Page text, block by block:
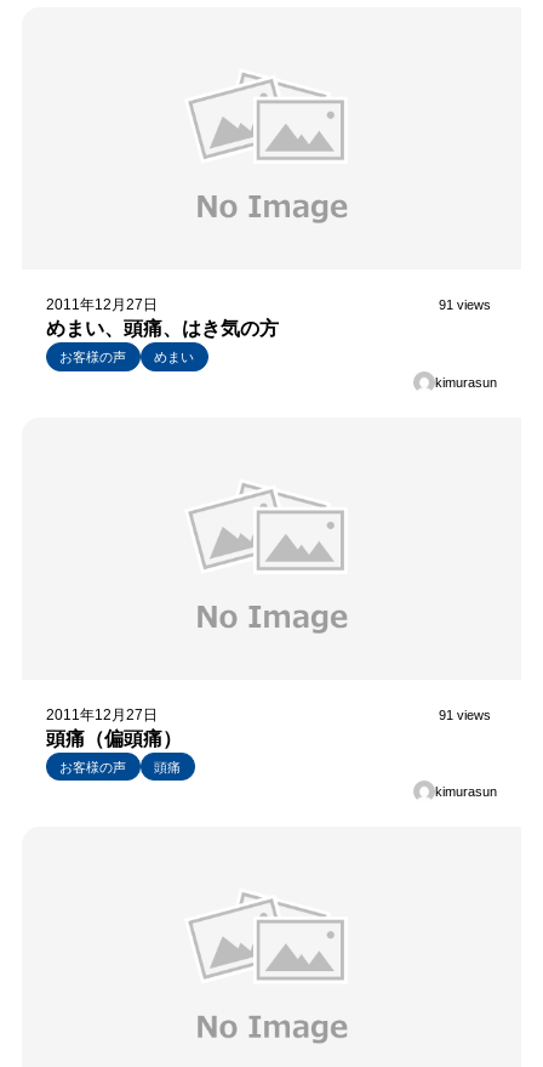
2011年12月27日 91 views
めまい、頭痛、はき気の方
お客様の声
めまい
kimurasun
2011年12月27日 91 views
頭痛（偏頭痛）
お客様の声
頭痛
kimurasun